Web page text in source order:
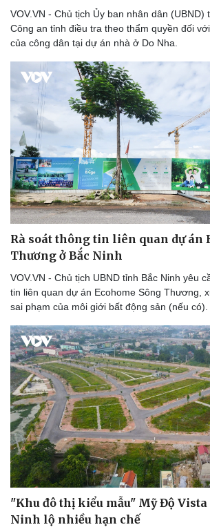
Doanh nghiệp
Công
VOV.VN - Chủ tịch Ủy ban nhân dân (UBND)
Công an tỉnh điều tra theo thẩm quyền đối
của công dân tại dự án nhà ở Do Nha.
Rà soát thông tin liên quan dự án
Thương ở Bắc Ninh
VOV.VN - Chủ tịch UBND tỉnh Bắc Ninh yêu
tin liên quan dự án Ecohome Sông Thương,
sai phạm của môi giới bất động sản (nếu có).
"Khu đô thị kiểu mẫu" Mỹ Độ Vista
Ninh lộ nhiều hạn chế